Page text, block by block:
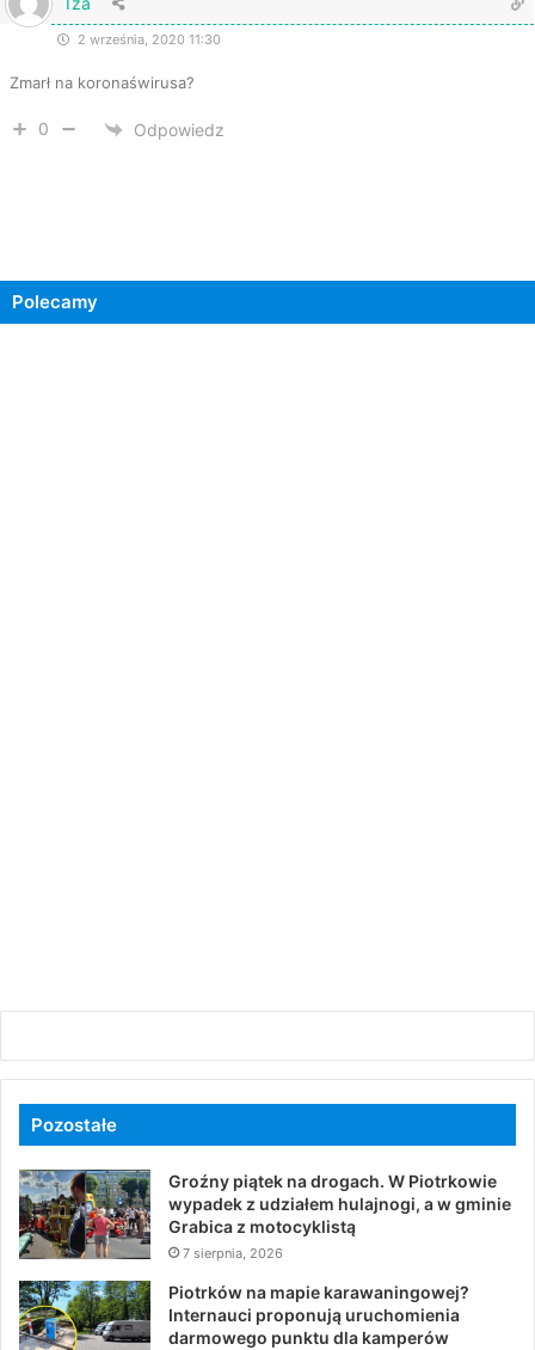
2 września, 2020 11:30
Zmarł na koronaświrusa?
0 Odpowiedz
Polecamy
Pozostałe
Groźny piątek na drogach. W Piotrkowie
wypadek z udziałem hulajnogi, a w gminie
Grabica z motocyklistą
7 sierpnia, 2026
Piotrków na mapie karawaningowej?
Internauci proponują uruchomienia
darmowego punktu dla kamperów